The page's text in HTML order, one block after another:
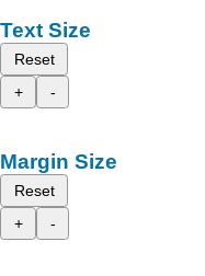
Text Size
Reset
+
-
Margin Size
Reset
+
-